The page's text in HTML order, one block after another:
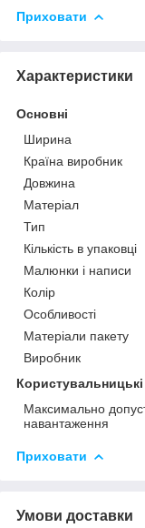
Приховати
Характеристики
Основні
Ширина
Країна виробник
Довжина
Матеріал
Тип
Кількість в упаковці
Малюнки і написи
Колір
Особливості
Матеріали пакету
Виробник
Максимально
навантаження
Приховати
Умови доставки